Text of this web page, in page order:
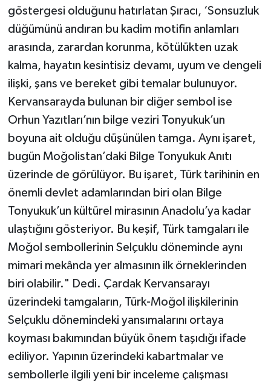
göstergesi olduğunu hatırlatan Şıracı, ‘Sonsuzluk
düğümünü andıran bu kadim motifin anlamları
arasında, zarardan korunma, kötülükten uzak
kalma, hayatın kesintisiz devamı, uyum ve dengeli
ilişki, şans ve bereket gibi temalar bulunuyor.
Kervansarayda bulunan bir diğer sembol ise
Orhun Yazıtları’nın bilge veziri Tonyukuk’un
boyuna ait olduğu düşünülen tamga. Aynı işaret,
bugün Moğolistan’daki Bilge Tonyukuk Anıtı
üzerinde de görülüyor. Bu işaret, Türk tarihinin en
önemli devlet adamlarından biri olan Bilge
Tonyukuk’un kültürel mirasının Anadolu’ya kadar
ulaştığını gösteriyor. Bu keşif, Türk tamgaları ile
Moğol sembollerinin Selçuklu döneminde aynı
mimari mekânda yer almasının ilk örneklerinden
biri olabilir." Dedi. Çardak Kervansarayı
üzerindeki tamgaların, Türk-Moğol ilişkilerinin
Selçuklu dönemindeki yansımalarını ortaya
koyması bakımından büyük önem taşıdığı ifade
ediliyor. Yapının üzerindeki kabartmalar ve
sembollerle ilgili yeni bir inceleme çalışması